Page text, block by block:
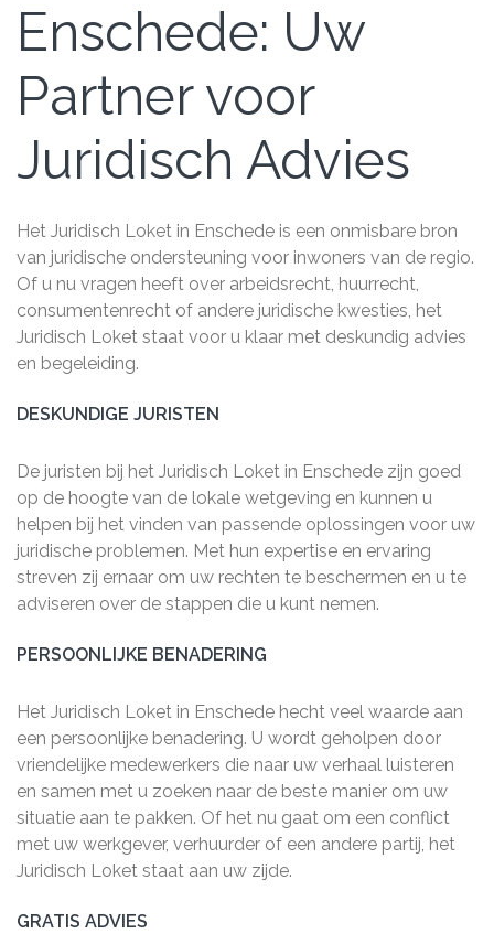
Enschede: Uw
Partner voor
Juridisch Advies
Het Juridisch Loket in Enschede is een onmisbare bron
van juridische ondersteuning voor inwoners van de regio.
Of u nu vragen heeft over arbeidsrecht, huurrecht,
consumentenrecht of andere juridische kwesties, het
Juridisch Loket staat voor u klaar met deskundig advies
en begeleiding.
DESKUNDIGE JURISTEN
De juristen bij het Juridisch Loket in Enschede zijn goed
op de hoogte van de lokale wetgeving en kunnen u
helpen bij het vinden van passende oplossingen voor uw
juridische problemen. Met hun expertise en ervaring
streven zij ernaar om uw rechten te beschermen en u te
adviseren over de stappen die u kunt nemen.
PERSOONLIJKE BENADERING
Het Juridisch Loket in Enschede hecht veel waarde aan
een persoonlijke benadering. U wordt geholpen door
vriendelijke medewerkers die naar uw verhaal luisteren
en samen met u zoeken naar de beste manier om uw
situatie aan te pakken. Of het nu gaat om een conflict
met uw werkgever, verhuurder of een andere partij, het
Juridisch Loket staat aan uw zijde.
GRATIS ADVIES